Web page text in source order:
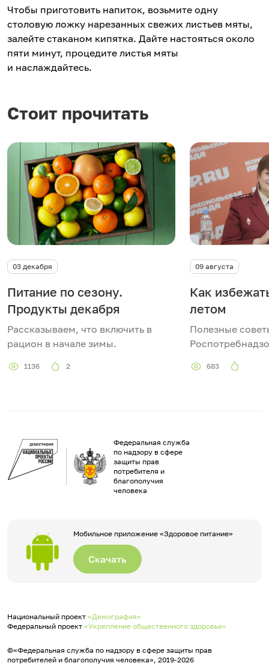
Чтобы приготовить напиток, возьмите одну
столовую ложку нарезанных свежих листьев мяты,
залейте стаканом кипятка. Дайте настояться около
пяти минут, процедите листья мяты
и наслаждайтесь.
Стоит прочитать
03 декабря
Питание по сезону.
Продукты декабря
Рассказываем, что включить в
рацион в начале зимы.
1136 2
09 августа
Как
летом
Полезные
683
Федеральная служба
по надзору в сфере
защиты прав
потребителя и
благополучия
человека
Мобильное приложение «Здоровое питание»
Скачать
Национальный проект «Демография»
Федеральный проект «Укрепление общественного здоровья»
©«Федеральная служба по надзору в сфере защиты прав
потребителей и благополучия человека», 2019-2026